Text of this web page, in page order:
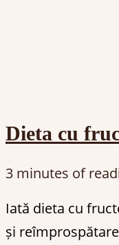
Dieta cu
3 minutes of
Iată dieta cu
și